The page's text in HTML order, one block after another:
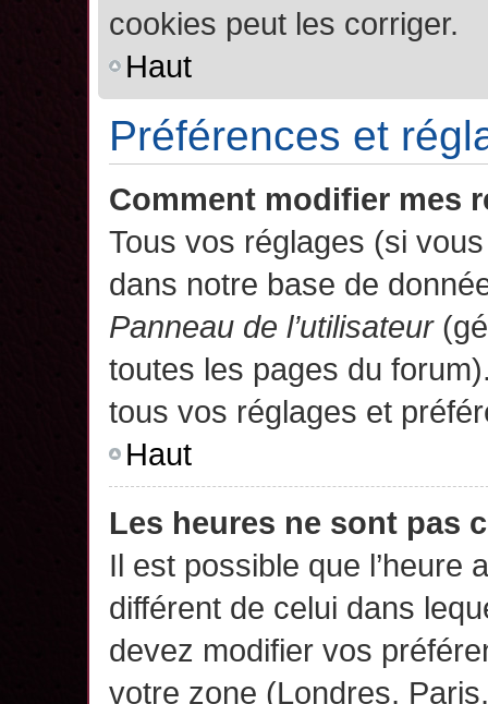
cookies peut les corriger.
Haut
Préférences et
Comment modifier mes
Tous vos réglages (si
dans notre base de
Panneau de l’utilisateur
toutes les pages du
tous vos réglages et
Haut
Les heures ne sont pas
Il est possible que l’heure
différent de celui dans
devez modifier vos
votre zone (Londres,